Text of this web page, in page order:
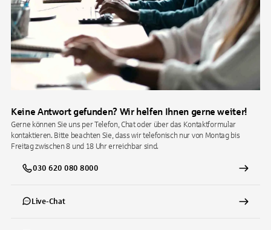
Keine Antwort gefunden? Wir helfen Ihnen gerne weiter!
Gerne können Sie uns per Telefon, Chat oder über das Kontaktformular
kontaktieren. Bitte beachten Sie, dass wir telefonisch nur von Montag bis
Freitag zwischen 8 und 18 Uhr erreichbar sind.
030 620 080 8000
Live-Chat